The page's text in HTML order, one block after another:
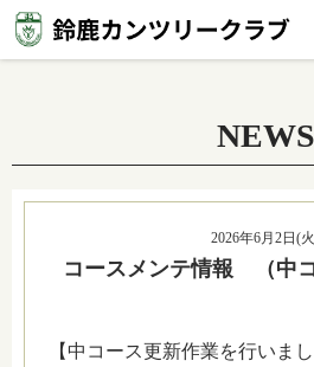
NEWS
2026年6月2日(
コースメンテ情報 （中コ
【中コース更新作業を行いまし